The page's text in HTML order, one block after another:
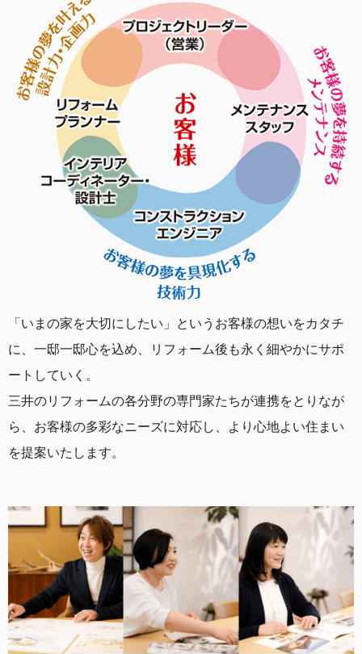
「いまの家を大切にしたい」というお客様の想いをカタチ
に、一邸一邸心を込め、リフォーム後も永く細やかにサポ
ートしていく。
三井のリフォームの各分野の専門家たちが連携をとりなが
ら、お客様の多彩なニーズに対応し、より心地よい住まい
を提案いたします。